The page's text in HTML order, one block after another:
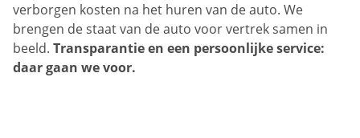
verborgen kosten na het huren van de auto. We
brengen de staat van de auto voor vertrek samen in
beeld. Transparantie en een persoonlijke service:
daar gaan we voor.